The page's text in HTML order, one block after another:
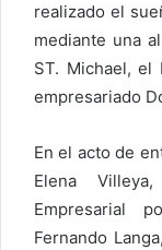
realizado el
mediante una
ST. Michael, el
empresariado
En el acto de
Elena
Empresarial
Fernando